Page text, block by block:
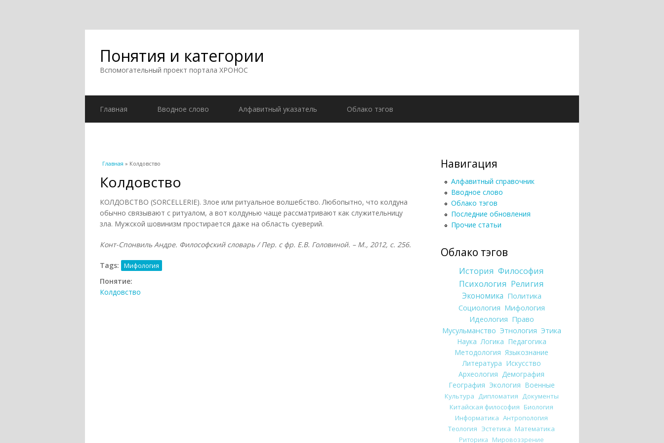
Понятия и категории
Вспомогательный проект портала ХРОНОС
Главная Вводное слово Алфавитный указатель Облако тэгов
Вы здесь
Главная » Колдовство
Колдовство
КОЛДОВСТВО (SORCELLERIE). Злое или ритуальное волшебство. Любопытно, что колдуна
обычно связывают с ритуалом, а вот колдунью чаще рассматривают как служительницу
зла. Мужской шовинизм простирается даже на область суеверий.
Конт-Спонвиль Андре. Философский словарь / Пер. с фр. Е.В. Головиной. – М., 2012, с. 256.
Tags: Мифология
Понятие:
Колдовство
Навигация
Алфавитный справочник
Вводное слово
Облако тэгов
Последние обновления
Прочие статьи
Облако тэгов
История Философия
Психология Религия
Экономика Политика
Социология Мифология
Идеология Право
Мусульманство Этнология Этика
Наука Логика Педагогика
Методология Языкознание
Литература Искусство
Археология Демография
География Экология Военные
Культура Дипломатия Документы
Китайская философия Биология
Информатика Антропология
Теология Эстетика Математика
Риторика Мировоззрение